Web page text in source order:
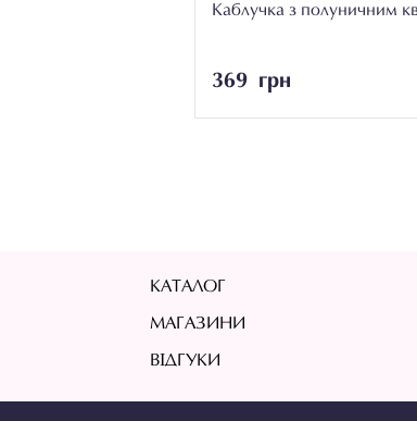
Каблучка з полуничним
369 грн
КАТАЛОГ
МАГАЗИНИ
ВІДГУКИ